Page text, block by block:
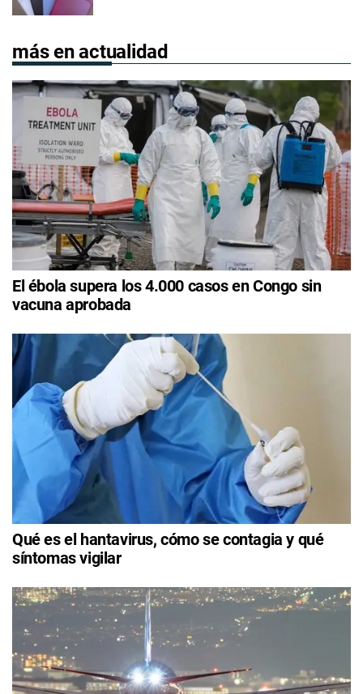
más en actualidad
El ébola supera los 4.000 casos en Congo sin
vacuna aprobada
Qué es el hantavirus, cómo se contagia y qué
síntomas vigilar